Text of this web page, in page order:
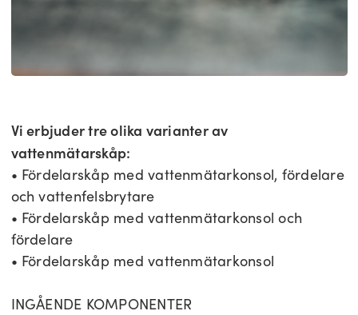
Vi erbjuder tre olika varianter av
vattenmätarskåp:
• Fördelarskåp med vattenmätarkonsol, fördelare
och vattenfelsbrytare
• Fördelarskåp med vattenmätarkonsol och
fördelare
• Fördelarskåp med vattenmätarkonsol
INGÅENDE KOMPONENTER